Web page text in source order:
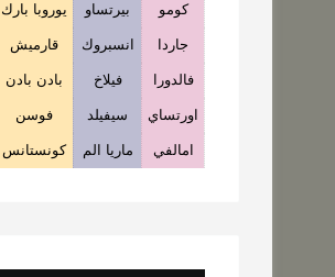
كومو بيرتساو يوروبا بارك
جاردا انسبروك قارميش
فالدورا فيلاخ بادن بادن
اورتساي سيفيلد فوسن
امالفي ماريا الم كونستانس